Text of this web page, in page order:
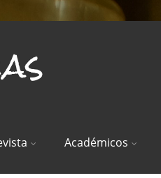
Académicos